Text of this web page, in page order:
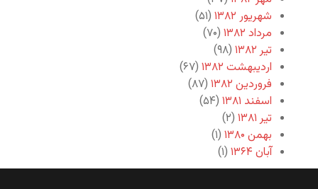
شهریور ۱۳۸۲
(۵۱)
مرداد ۱۳۸۲
(۷۰)
تیر ۱۳۸۲
(۹۸)
اردیبهشت ۱۳۸۲
(۶۷)
فروردین ۱۳۸۲
(۸۷)
اسفند ۱۳۸۱
(۵۴)
تیر ۱۳۸۱
(۲)
بهمن ۱۳۸۰
(۱)
آبان ۱۳۶۴
(۱)